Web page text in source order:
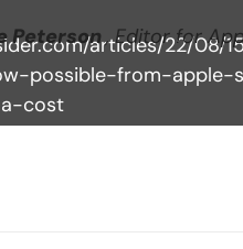
articles/22/08/
possible-from-apple-
cost
Peterson, Editor for